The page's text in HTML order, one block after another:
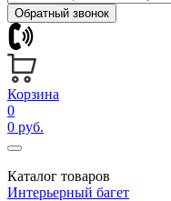
Обратный звонок
Корзина
0
0 руб.
Каталог товаров
Интерьерный багет